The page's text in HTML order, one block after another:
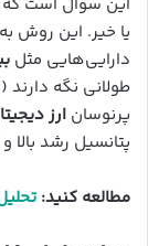
این سؤال است که
یا خیر. این روش
دارایی‌هایی مثل
طولانی نگه
پرنوسان ارز
پتانسیل رشد
مطالعه کنید: